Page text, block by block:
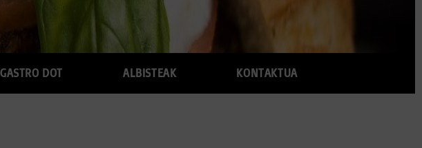
GASTRO DOT ALBISTEAK KONTAKTUA